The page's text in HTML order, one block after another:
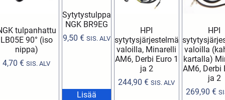
tulpanhattu
LB05E 90° (iso
nippa)
4,70€ SIS. ALV
Sytytystulppa
NGK BR9EG
9,50 € SIS. ALV
Lisää
HPI
sytytysjärjestelmä
valoilla, Minarelli
AM6, Derbi Euro 1
ja 2
244,90€ SIS. ALV
HPI
valoilla
kartalla)
AM6, Derbi
ja 2
269,90€